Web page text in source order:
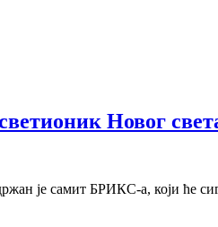
Новог
је самит БРИКС-а, који ће